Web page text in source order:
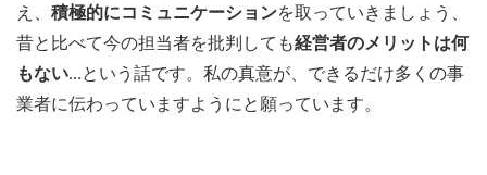
え、 積極的にコミュニケーションを取っていきましょう、
昔と比べて今の担当者を批判しても経営者のメリットは何
もない…という話です。私の真意が、できるだけ多くの事
業者に伝わっていますようにと願っています。